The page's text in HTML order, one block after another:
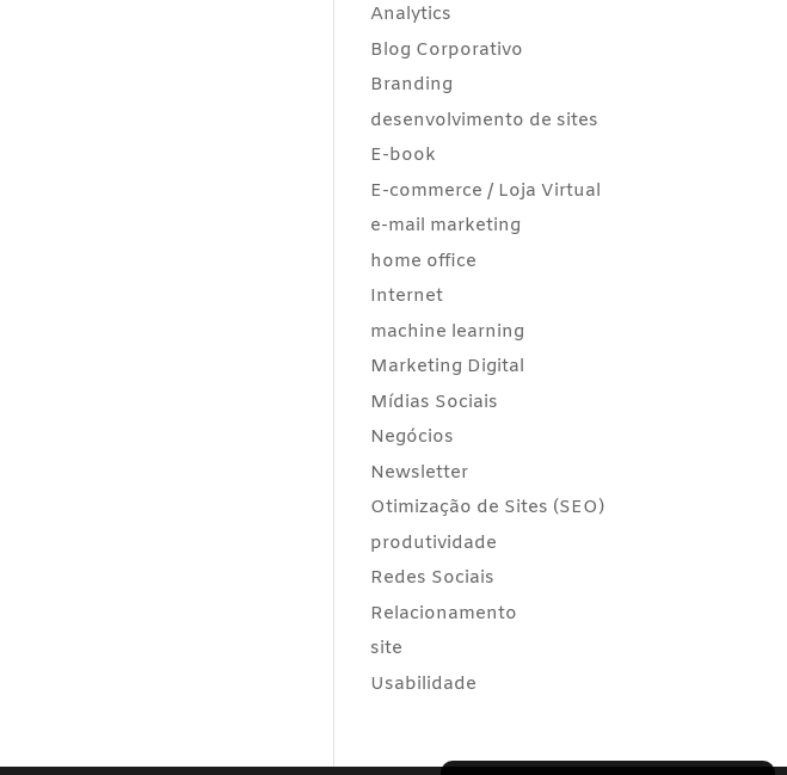
Analytics
Blog Corporativo
Branding
desenvolvimento de sites
E-book
E-commerce / Loja Virtual
e-mail marketing
home office
Internet
machine learning
Marketing Digital
Mídias Sociais
Negócios
Newsletter
Otimização de Sites (SEO)
produtividade
Redes Sociais
Relacionamento
site
Usabilidade